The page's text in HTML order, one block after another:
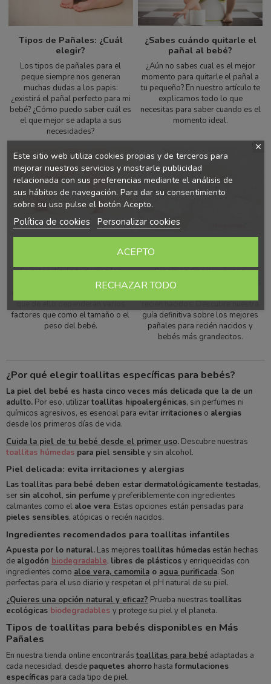
Tipos de Pañales: ¿Cuál
elegir?
Los tipos de pañales para el
peque siempre nos generan
muchas dudas a los papis:
¿existirá el pañal perfecto para mi
bebé? ¿Cómo puedo saber cuál es
el que mejor se adapta a sus
necesidades?
¿Sabes cuándo quitarle el
pañal al bebé?
¿Aún no sabes cual es el mejor
momento para quitarle el pañal a
tu pequeño? En nuestro artículo te
explicamos todo lo que
necesitas para saber cuando es el
momento ideal.
¿Cómo saber la talla del
En este artículo te damos las
claves para saber cuál es la talla
que de ello dependerán varios
factores que como el tamaño o el
peso del bebé.
Mejores Pañales: Guía
Si sois padres primerizos,
seguramente os preguntéis cuáles
recién nacidos. Descubre nuestra
guía definitiva sobre los mejores
pañales para recién nacidos y
bebés más grandecitos.
¿Por qué elegir toallitas específicas para bebés?
La piel del bebé es hasta cinco veces más delicada que la de un
adulto.Por eso, utilizartoallitas hipoalergénicas, sin perfumes ni
químicos agresivos, es esencial para evitar irritacioneso alergias
desde los primeros días de vida.
Cuida la piel de tu bebé desde el primer uso.Descubre nuestras
toallitas húmedaspara piel sensible y sin alcohol.
Piel delicada: evita irritaciones y alergias
Las toallitas para bebé deben estar dermatológicamente testadas,
ser sin alcohol, sin perfume y preferiblemente con ingredientes
calmantes como el aloe vera. Estas opciones están pensadas para
pieles sensibles, atópicas o recién nacidos.
Ingredientes recomendados para toallitas infantiles
Apuesta por lo natural.Las mejores toallitas húmedasestán hechas
de algodón biodegradable, libres de plásticosy enriquecidas con
ingredientes como aloe vera, camomilao agua purificada. Son
perfectas para el uso diario y respetan el pH natural de su piel.
¿Quieres una opción natural y eficaz? Prueba nuestras toallitas
ecológicas biodegradables y protege su piel y el planeta.
Tipos de toallitas para bebés disponibles en Más
Pañales
En nuestra tienda online encontrarás toallitas para bebé adaptadas a
cada necesidad, desde paquetes ahorrohasta formulaciones
específicaspara cada tipo de piel.
Este sitio web utiliza cookies propias y de terceros para
mejorar nuestros servicios y mostrarle publicidad
relacionada con sus preferencias mediante el análisis de
sus hábitos de navegación. Para dar su consentimiento
sobre su uso pulse el botón Acepto.
Política de cookies Personalizar cookies
RECHAZAR TODO
ACEPTO